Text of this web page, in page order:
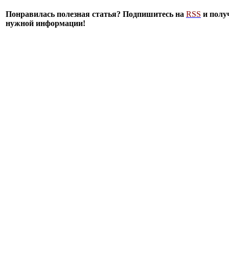
Понравилась полезная статья? Подпишитесь на RSS и
нужной информации!